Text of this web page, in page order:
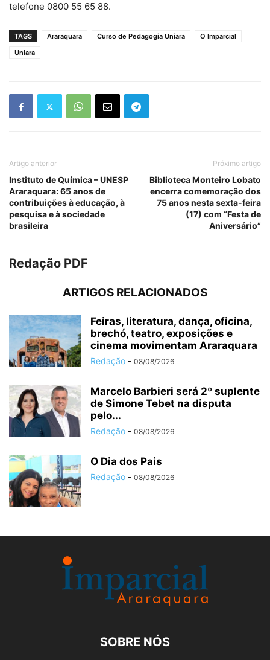
telefone 0800 55 65 88.
TAGS Araraquara Curso de Pedagogia Uniara
O Imparcial
Uniara
Artigo anterior
Instituto de Química – UNESP
Araraquara: 65 anos de
contribuições à educação, à
pesquisa e à sociedade
brasileira
Próximo artigo
Biblioteca Monteiro Lobato
encerra comemoração dos
75 anos nesta sexta-feira
(17) com “Festa de
Aniversário”
Redação PDF
ARTIGOS RELACIONADOS
Feiras, literatura, dança, oficina,
brechó, teatro, exposições e
cinema movimentam Araraquara
Redação - 08/08/2026
Marcelo Barbieri será 2º suplente
de Simone Tebet na disputa
pelo...
Redação - 08/08/2026
O Dia dos Pais
Redação - 08/08/2026
SOBRE NÓS